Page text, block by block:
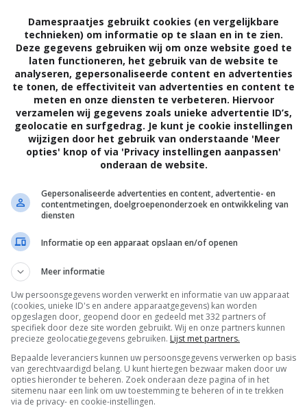
voel je je beter tijdens die tijd van de
is ‘die tijd van de maand’ niet de meest
periode. Krampen, vermoeidheid en
onrustig gevoel door je menstruatie kunnen
dagelijks leven behoorlijk beïnvloeden.
Damespraatjes gebruikt cookies (en vergelijkbare
technieken) om informatie op te slaan en in te zien.
Deze gegevens gebruiken wij om onze website goed te
laten functioneren, het gebruik van de website te
analyseren, gepersonaliseerde content en advertenties
te tonen, de effectiviteit van advertenties en content te
meten en onze diensten te verbeteren. Hiervoor
verzamelen wij gegevens zoals unieke advertentie ID’s,
geolocatie en surfgedrag. Je kunt je cookie instellingen
wijzigen door het gebruik van onderstaande 'Meer
opties' knop of via 'Privacy instellingen aanpassen'
onderaan de website.
Gepersonaliseerde advertenties en content, advertentie- en
contentmetingen, doelgroepenonderzoek en ontwikkeling van
diensten
Informatie op een apparaat opslaan en/of openen
Meer informatie
Uw persoonsgegevens worden verwerkt en informatie van uw apparaat
(cookies, unieke ID's en andere apparaatgegevens) kan worden
opgeslagen door, geopend door en gedeeld met 332 partners of
specifiek door deze site worden gebruikt. Wij en onze partners kunnen
precieze geolocatiegegevens gebruiken. Lijst met partners.
Bepaalde leveranciers kunnen uw persoonsgegevens verwerken op basis
van gerechtvaardigd belang. U kunt hiertegen bezwaar maken door uw
opties hieronder te beheren. Zoek onderaan deze pagina of in het
sitemenu naar een link om uw toestemming te beheren of in te trekken
via de privacy- en cookie-instellingen.